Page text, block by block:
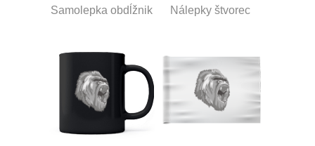
Samolepka obdĺžnik Nálepky štvorec